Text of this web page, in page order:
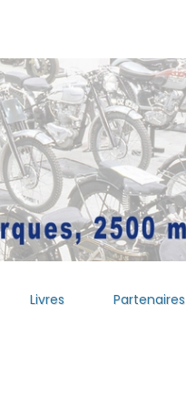
Livres Partenaires